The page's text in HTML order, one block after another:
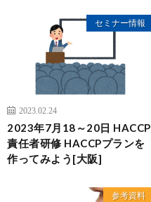
セミナー情報
2023.02.24
2023年7月18～20日 HACCP
責任者研修 HACCPプランを
作ってみよう[大阪]
参考資料